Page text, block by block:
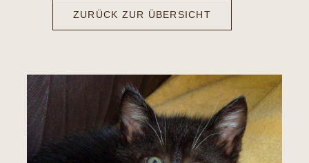
ZURÜCK ZUR ÜBERSICHT